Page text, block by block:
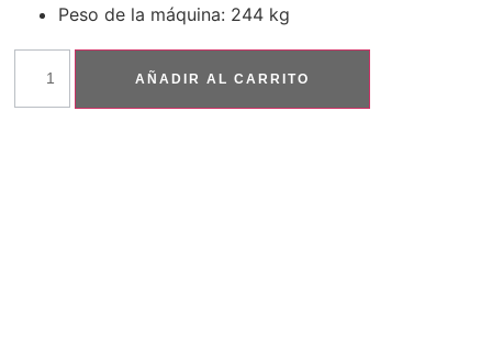
Peso de la máquina: 244 kg
AÑADIR AL CARRITO